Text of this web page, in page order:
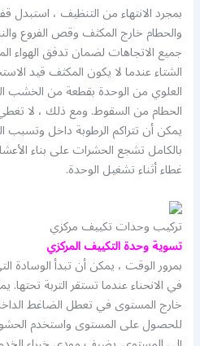
بمجرد الانتهاء من التنظيف ، استبدل
جميع الاتجاهات لضمان تدفق الهواء
الشتاء عندما لا يكون المكثف قيد
العلوي من الوحدة بقطعة من الخشب
الحطام من السقوط. ومع ذلك ، لا
يمكن أن تتراكم الرطوبة داخل وتسبب
بالكامل تشجع الحشرات على بناء
غطاء أثناء تشغيل الوحدة.
تركيب وحدات تكييف مركزي
تسوية وحدة التكييف المركزي
بمرور الوقت ، يمكن أن تبدأ الوسادة
في الانحناء عندما تستقر التربة
خارج المستوى في تعطل الضاغط
للحصول على المستوى واستخدم